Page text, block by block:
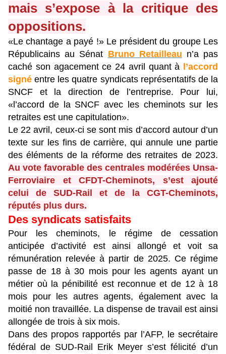
mais s’expose à la critique des
oppositions.
«Le chantage a payé !» Le président du groupe Les
Républicains au Sénat Bruno Retailleau n’a pas
caché son agacement ce 24 avril quant à l’accord
signé entre les quatre syndicats représentatifs de la
SNCF et la direction de l’entreprise. Pour lui,
«l’accord de la SNCF avec les cheminots sur les
retraites est une capitulation».
Le 22 avril, ceux-ci se sont mis d’accord autour d’un
texte sur les fins de carrière, qui annule une partie
des éléments de la réforme des retraites de 2023.
Au vote favorable des centrales modérées Unsa-
Ferroviaire et CFDT-Cheminots, s’est ajouté
celui de SUD-Rail et de la CGT-Cheminots,
réputés plus durs.
Des syndicats satisfaits
Pour les cheminots, le régime de cessation
anticipée d’activité est ainsi allongé et voit sa
rémunération relevée à partir de 2025. Ce régime
passe de 18 à 30 mois pour les agents ayant un
métier où la pénibilité est reconnue et de 12 à 18
mois pour les autres agents, également avec la
moitié non travaillée. La dispense de travail est ainsi
allongée de trois à six mois.
Dans des propos rapportés par l’AFP, le secrétaire
fédéral de SUD-Rail Erik Meyer s’est félicité d’un